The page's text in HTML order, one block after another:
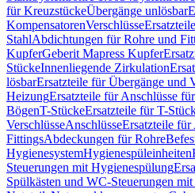
für KreuzstückeÜbergänge unlösbar
KompensatorenVerschlüsse
StahlAbdichtungen für Rohre und
KupferGeberit Mapress Kupfer
StückeInnenliegende Zirkulation
lösbarErsatzteile für Übergänge und
HeizungErsatzteile für Anschlüsse
BögenT-StückeErsatzteile für T-
VerschlüsseAnschlüsseErsatzteile für
FittingsAbdeckungen für Rohre
HygienesystemHygienespüleinheiten
Steuerungen mit Hygienespülung
Spülkästen und WC-Steuerungen